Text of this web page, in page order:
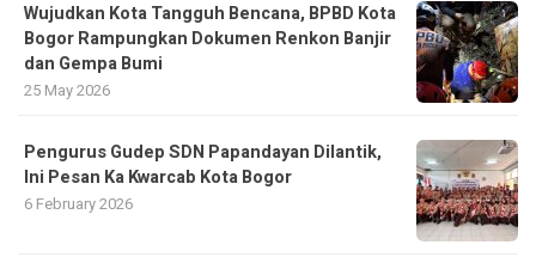
​Wujudkan Kota Tangguh Bencana, BPBD Kota
Bogor Rampungkan Dokumen Renkon Banjir
dan Gempa Bumi
25 May 2026
Pengurus Gudep SDN Papandayan Dilantik,
Ini Pesan Ka Kwarcab Kota Bogor
6 February 2026